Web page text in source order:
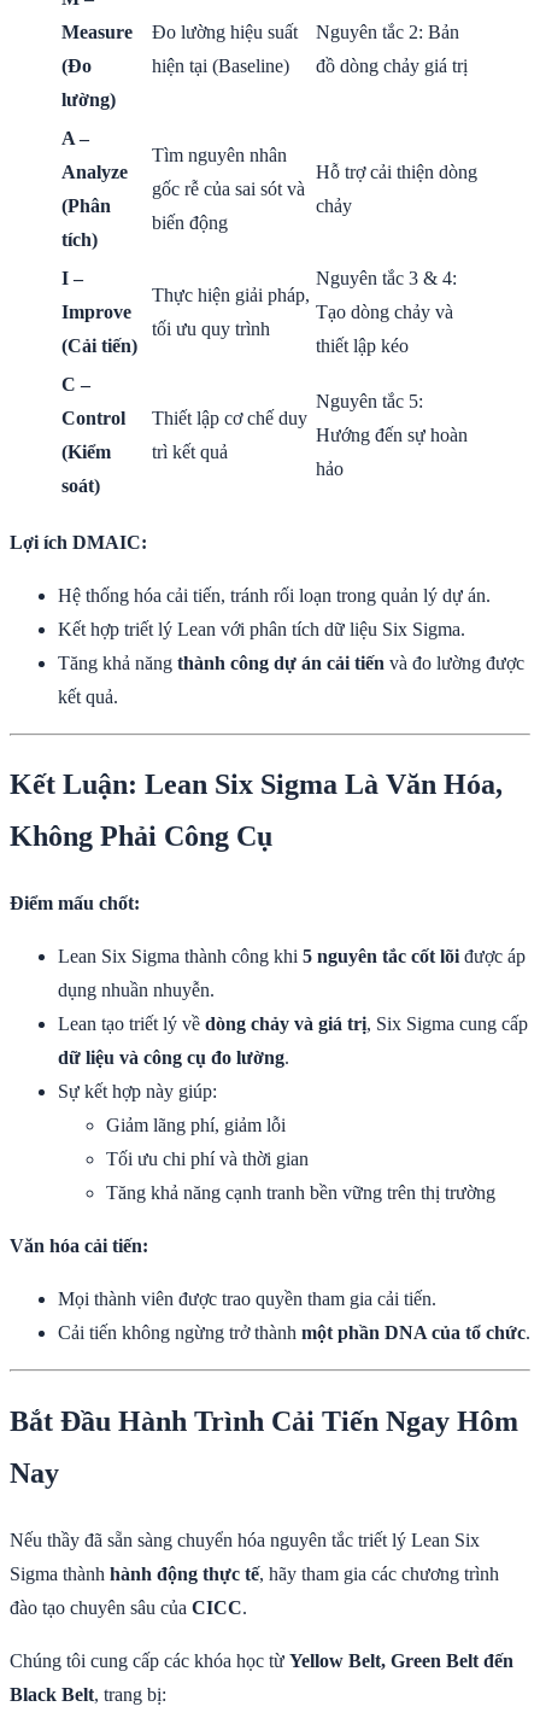
Measure
(Đo
lường)
Đo lường hiệu suất
hiện tại (Baseline)
Nguyên tắc 2: Bản
đồ dòng chảy giá trị
A –
Analyze
(Phân
tích)
Tìm nguyên nhân
gốc rễ của sai sót và
biến động
Hỗ trợ cải thiện dòng
chảy
I –
Improve
(Cải tiến)
Thực hiện giải pháp,
tối ưu quy trình
Nguyên tắc 3 & 4:
Tạo dòng chảy và
thiết lập kéo
C –
Control
(Kiểm
soát)
Thiết lập cơ chế duy
trì kết quả
Nguyên tắc 5:
Hướng đến sự hoàn
hảo
Lợi ích DMAIC:
Hệ thống hóa cải tiến, tránh rối loạn trong quản lý dự án.
Kết hợp triết lý Lean với phân tích dữ liệu Six Sigma.
Tăng khả năng thành công dự án cải tiến và đo lường được
kết quả.
Kết Luận: Lean Six Sigma Là Văn Hóa,
Không Phải Công Cụ
Điểm mấu chốt:
Lean Six Sigma thành công khi 5 nguyên tắc cốt lõi được áp
dụng nhuần nhuyễn.
Lean tạo triết lý về dòng chảy và giá trị, Six Sigma cung cấp
dữ liệu và công cụ đo lường.
Sự kết hợp này giúp:
Giảm lãng phí, giảm lỗi
Tối ưu chi phí và thời gian
Tăng khả năng cạnh tranh bền vững trên thị trường
Văn hóa cải tiến:
Mọi thành viên được trao quyền tham gia cải tiến.
Cải tiến không ngừng trở thành một phần DNA của tổ chức.
Bắt Đầu Hành Trình Cải Tiến Ngay Hôm
Nay
Nếu thầy đã sẵn sàng chuyển hóa nguyên tắc triết lý Lean Six
Sigma thành hành động thực tế, hãy tham gia các chương trình
đào tạo chuyên sâu của CICC.
Chúng tôi cung cấp các khóa học từ Yellow Belt, Green Belt đến
Black Belt, trang bị: